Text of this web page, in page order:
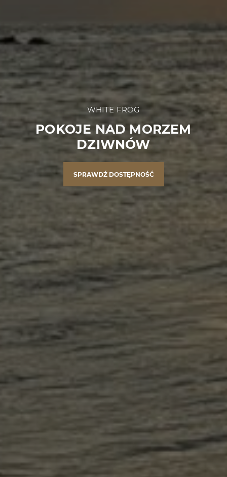
WHITE FROG
POKOJE NAD MORZEM
DZIWNÓW
SPRAWDŹ DOSTĘPNOŚĆ